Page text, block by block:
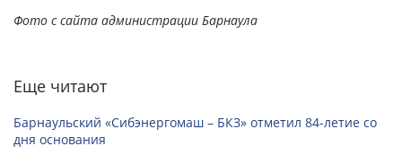
Фото с сайта администрации Барнаула
Еще читают
Барнаульский «Сибэнергомаш – БКЗ» отметил 84-летие со
дня основания